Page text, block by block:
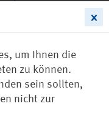
um Ihnen die
zu können.
sein sollten,
nicht zur